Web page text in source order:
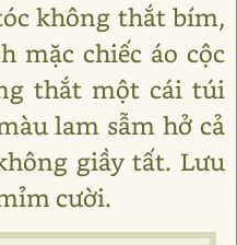
không thắt bím,
mặc chiếc áo cộc
thắt một cái túi
lam sẫm hở cả
giầy tất. Lưu
cười.